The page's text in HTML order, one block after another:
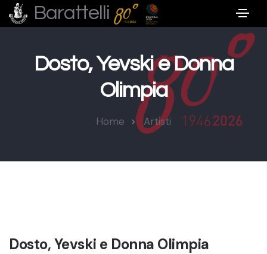
Barattelli
Dosto, Yevski e Donna
Olimpia
Home Artisti
Dosto, Yevski e Donna Olimpia